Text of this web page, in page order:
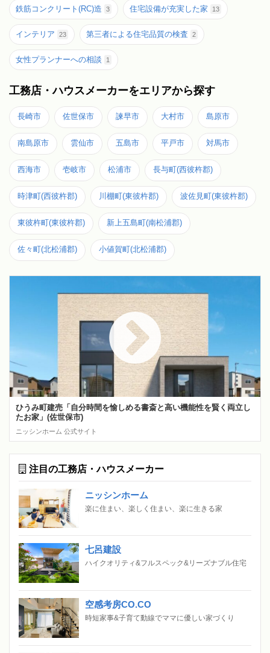
鉄筋コンクリート(RC)造 3 住宅設備が充実した家 13
インテリア 23 第三者による住宅品質の検査 2
女性プランナーへの相談 1
工務店・ハウスメーカーをエリアから探す
長崎市 佐世保市 諫早市 大村市 島原市
南島原市 雲仙市 五島市 平戸市 対馬市
西海市 壱岐市 松浦市 長与町(西彼杵郡)
時津町(西彼杵郡) 川棚町(東彼杵郡) 波佐見町(東彼杵郡)
東彼杵町(東彼杵郡) 新上五島町(南松浦郡)
佐々町(北松浦郡) 小値賀町(北松浦郡)
ひうみ町建売「自分時間を愉しめる書斎と高い機能性を賢く両立し
たお家」(佐世保市)
ニッシンホーム 公式サイト
注目の工務店・ハウスメーカー
ニッシンホーム
楽に住まい、楽しく住まい、楽に生きる家
七呂建設
ハイクオリティ&フルスペック&リーズナブル住宅
空感考房CO.CO
時短家事&子育て動線でママに優しい家づくり